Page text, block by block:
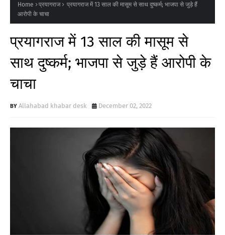
Home प्रयागराज
प्रयागराज में 13 साल की मासूम से साथ दुष्कर्म; भाजपा से जुड़े हैं
आरोपी के चाचा
प्रयागराज में 13 साल की मासूम से
साथ दुष्कर्म; भाजपा से जुड़े हैं आरोपी के
चाचा
Allahabad khabar desk December 02, 2022